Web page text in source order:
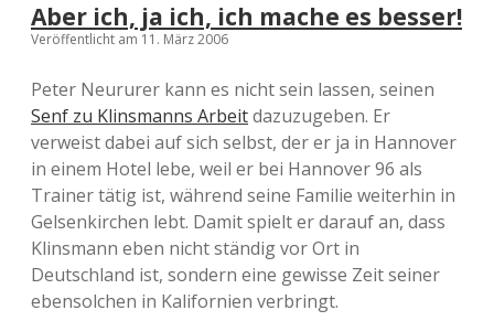
Aber ich, ja ich, ich mache es besser!
Veröffentlicht am 11. März 2006
Peter Neururer kann es nicht sein lassen, seinen
Senf zu Klinsmanns Arbeitdazuzugeben. Er
verweist dabei auf sich selbst, der er ja in Hannover
in einem Hotel lebe, weil er bei Hannover 96 als
Trainer tätig ist, während seine Familie weiterhin in
Gelsenkirchen lebt. Damit spielt er darauf an, dass
Klinsmann eben nicht ständig vor Ort in
Deutschland ist, sondern eine gewisse Zeit seiner
ebensolchen in Kalifornien verbringt.